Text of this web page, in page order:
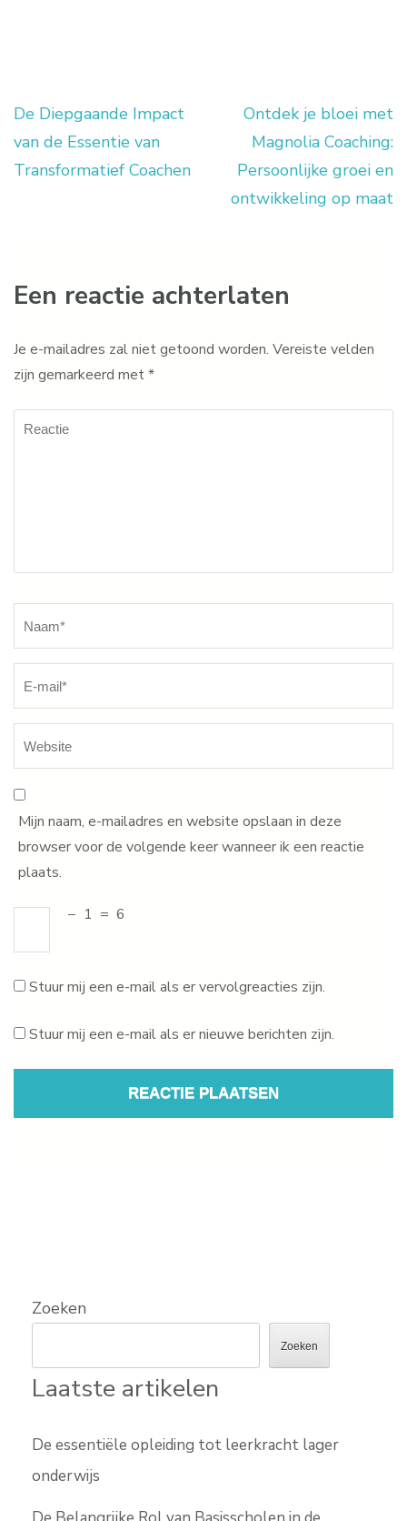
Berichtnavigatie
De Diepgaande Impact
van de Essentie van
Transformatief Coachen
Ontdek je bloei met
Magnolia Coaching:
Persoonlijke groei en
ontwikkeling op maat
Een reactie achterlaten
Je e-mailadres zal niet getoond worden. Vereiste velden
zijn gemarkeerd met*
Reactie
Mijn naam, e-mailadres en website opslaan in deze
browser voor de volgende keer wanneer ik een reactie
plaats.
− 1 = 6
Stuur mij een e-mail als er vervolgreacties zijn.
Stuur mij een e-mail als er nieuwe berichten zijn.
Zoeken
Zoeken
Laatste artikelen
De essentiële opleiding tot leerkracht lager
onderwijs